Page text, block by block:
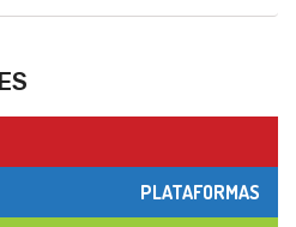
PLATAFORMAS